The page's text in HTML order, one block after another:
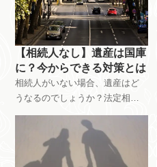
です。愛媛県今治市で相続のご
相談なら、行政書士佐伯和亮事
務所へ。
【相続人なし】遺産は国庫
に？今からできる対策とは
相続人がいない場合、遺産はど
うなるのでしょうか？法定相続
人がいない、相続放棄、欠格・
廃除など、相続人がいない場合
の財産の行方と今からできる対
策、注意点などをわかりやすく